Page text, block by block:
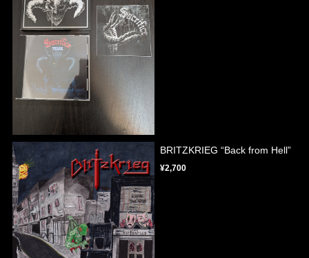
BRITZKRIEG “Back from Hell”
¥2,700